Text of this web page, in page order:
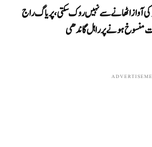
آواز اٹھانے سے نہیں روک سکتی، پریاگ راج
منسوخ ہونے پر راہل گاندھی